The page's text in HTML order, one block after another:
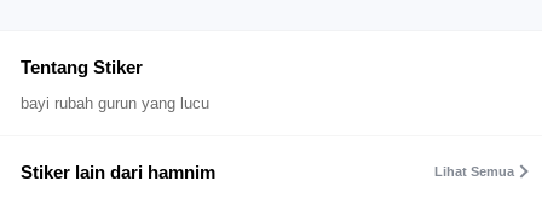
Tentang Stiker
bayi rubah gurun yang lucu
Stiker lain dari hamnim Lihat Semua